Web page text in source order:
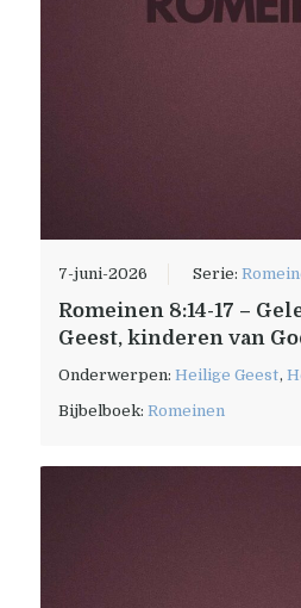
7-juni-2026 Serie:
Romeinen 8:14-17 –
Geest, kinderen van
Onderwerpen:Heilige Geest,
Bijbelboek:Romeinen